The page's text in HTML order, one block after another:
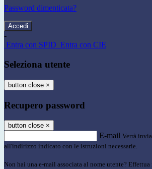
Password dimenticata?
-
Entra con SPID Entra con CIE
Seleziona utente
button close ×
Recupero password
button close ×
E-mail Verrà
all'indirizzo indicato con le istruzioni necessarie.
Non hai una e-mail associata al nome utente? Effettua